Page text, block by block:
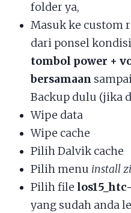
folder ya,
Masuk ke custom
dari ponsel
tombol power +
bersamaan
Backup dulu (jika
Wipe data
Wipe cache
Pilih Dalvik cache
Pilih menu install
Pilih file
yang sudah anda